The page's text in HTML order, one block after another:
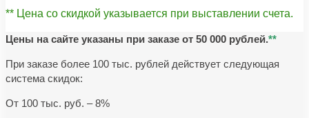
** Цена со скидкой указывается при выставлении счета.
Цены на сайте указаны при заказе от 50 000 рублей.**
При заказе более 100 тыс. рублей действует следующая
система скидок:
От 100 тыс. руб. – 8%